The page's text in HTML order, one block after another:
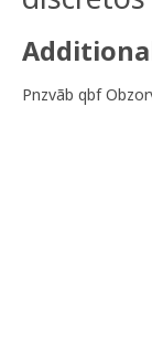
Pnzvãb qbf